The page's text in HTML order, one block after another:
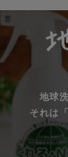
地球
それは